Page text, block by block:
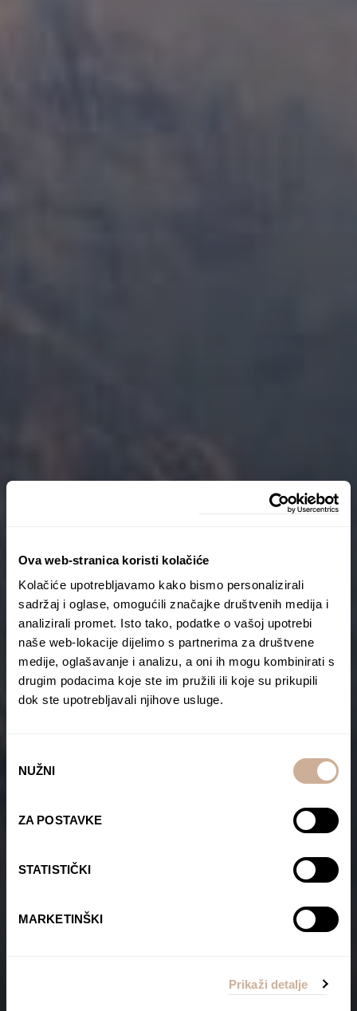
Ova web-stranica koristi kolačiće
Kolačiće upotrebljavamo kako bismo personalizirali
sadržaj i oglase, omogućili značajke društvenih medija i
analizirali promet. Isto tako, podatke o vašoj upotrebi
naše web-lokacije dijelimo s partnerima za društvene
medije, oglašavanje i analizu, a oni ih mogu kombinirati s
drugim podacima koje ste im pružili ili koje su prikupili
dok ste upotrebljavali njihove usluge.
pristanka
NUŽNI
ZA POSTAVKE
STATISTIČKI
MARKETINŠKI
Prikaži detalje